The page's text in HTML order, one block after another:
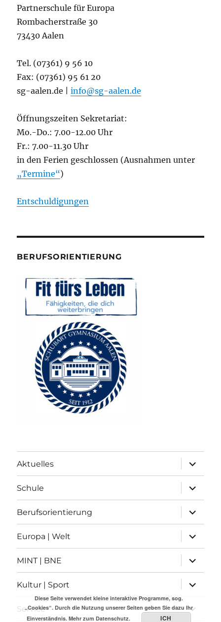
Partnerschule für Europa
Rombacherstraße 30
73430 Aalen
Tel. (07361) 9 56 10
Fax: (07361) 95 61 20
sg-aalen.de |info@sg-aalen.de
Öffnungszeiten Sekretariat:
Mo.-Do.: 7.00-12.00 Uhr
Fr.: 7.00-11.30 Uhr
in den Ferien geschlossen (Ausnahmen unter
„Termine“)
Entschuldigungen
BERUFSORIENTIERUNG
Aktuelles
anzeigen
Schule
anzeigen
Berufsorientierung
anzeigen
Europa | Welt
anzeigen
MINT | BNE
anzeigen
Kultur | Sport
anzeigen
Service
anzeigen
Diese Seite verwendet kleine interaktive Programme, sog.
„Cookies“. Durch die Nutzung unserer Seiten geben Sie dazu Ihr
Einverständnis. Mehr zum Datenschutz. ICH